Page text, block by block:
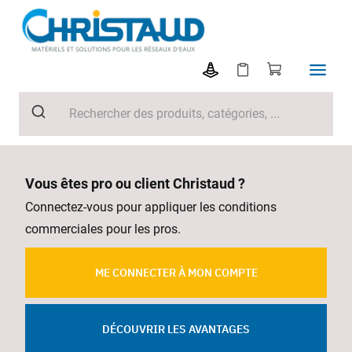
Vous êtes pro ou client Christaud ?
Connectez-vous pour appliquer les conditions
commerciales pour les pros.
ME CONNECTER À MON COMPTE
DÉCOUVRIR LES AVANTAGES